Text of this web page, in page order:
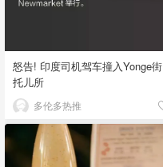
怒告! 印度司机驾车撞入Yonge街
托儿所
多伦多热推